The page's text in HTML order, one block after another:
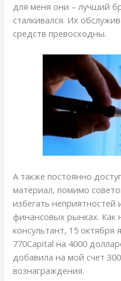
для меня они – лучший
сталкивался. Их
средств превосходны.
А также постоянно
материал, помимо
избегать
финансовых рынках. Как
консультант, 15 октября
770Capital на 4000
добавила на мой счет
вознаграждения.